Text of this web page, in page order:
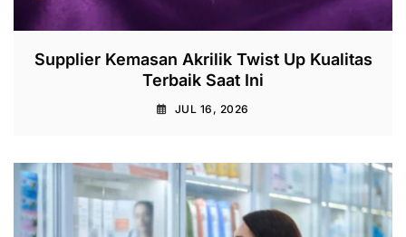
Supplier Kemasan Akrilik Twist Up Kualitas
Terbaik Saat Ini
JUL 16, 2026